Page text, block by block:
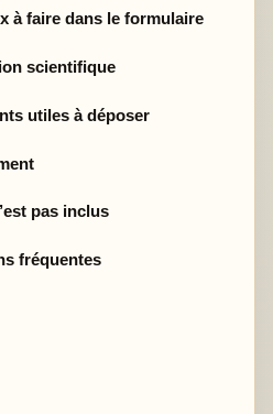
à faire dans le formulaire
scientifique
utiles à déposer
pas inclus
fréquentes